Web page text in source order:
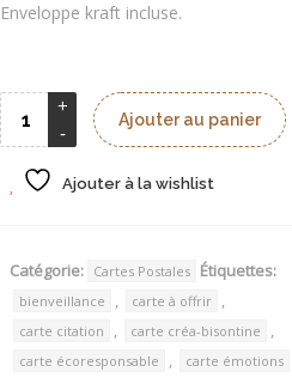
Enveloppe kraft incluse.
Ajouter au panier
Ajouter à la wishlist
Catégorie: Cartes Postales Étiquettes:
bienveillance , carte à offrir ,
carte citation , carte créa-bisontine ,
carte écoresponsable , carte émotions